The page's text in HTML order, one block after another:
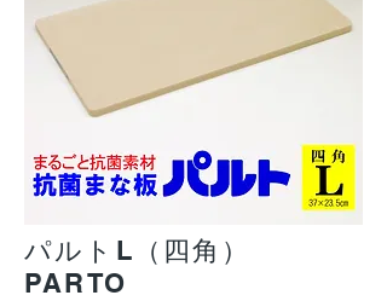
パルトL（四角）
PARTO